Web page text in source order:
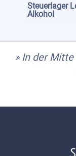
Steuerlager
Alkohol
» In der